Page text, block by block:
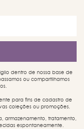
dentro de nossa base de
ou compartilhamos
para fins de cadastro de
coleções ou promoções.
armazenamento, tratamento,
espontaneamente.